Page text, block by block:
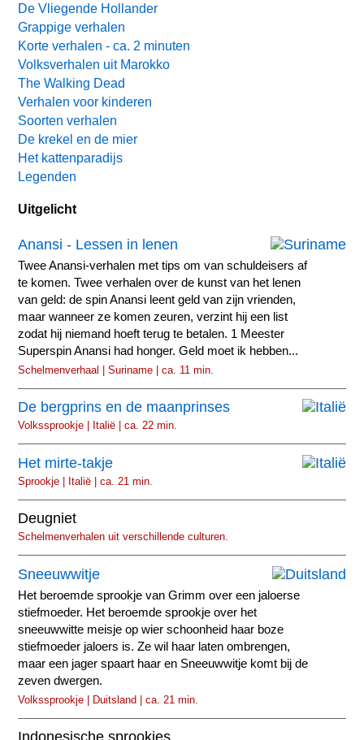
De Vliegende Hollander
Grappige verhalen
Korte verhalen - ca. 2 minuten
Volksverhalen uit Marokko
The Walking Dead
Verhalen voor kinderen
Soorten verhalen
De krekel en de mier
Het kattenparadijs
Legenden
Uitgelicht
Anansi - Lessen in lenen
Twee Anansi-verhalen met tips om van schuldeisers af
te komen. Twee verhalen over de kunst van het lenen
van geld: de spin Anansi leent geld van zijn vrienden,
maar wanneer ze komen zeuren, verzint hij een list
zodat hij niemand hoeft terug te betalen. 1 Meester
Superspin Anansi had honger. Geld moet ik hebben...
Schelmenverhaal | Suriname | ca. 11 min.
De bergprins en de maanprinses
Volkssprookje | Italië | ca. 22 min.
Het mirte-takje
Sprookje | Italië | ca. 21 min.
Deugniet
Schelmenverhalen uit verschillende culturen.
Sneeuwwitje
Het beroemde sprookje van Grimm over een jaloerse
stiefmoeder. Het beroemde sprookje over het
sneeuwwitte meisje op wier schoonheid haar boze
stiefmoeder jaloers is. Ze wil haar laten ombrengen,
maar een jager spaart haar en Sneeuwwitje komt bij de
zeven dwergen.
Volkssprookje | Duitsland | ca. 21 min.